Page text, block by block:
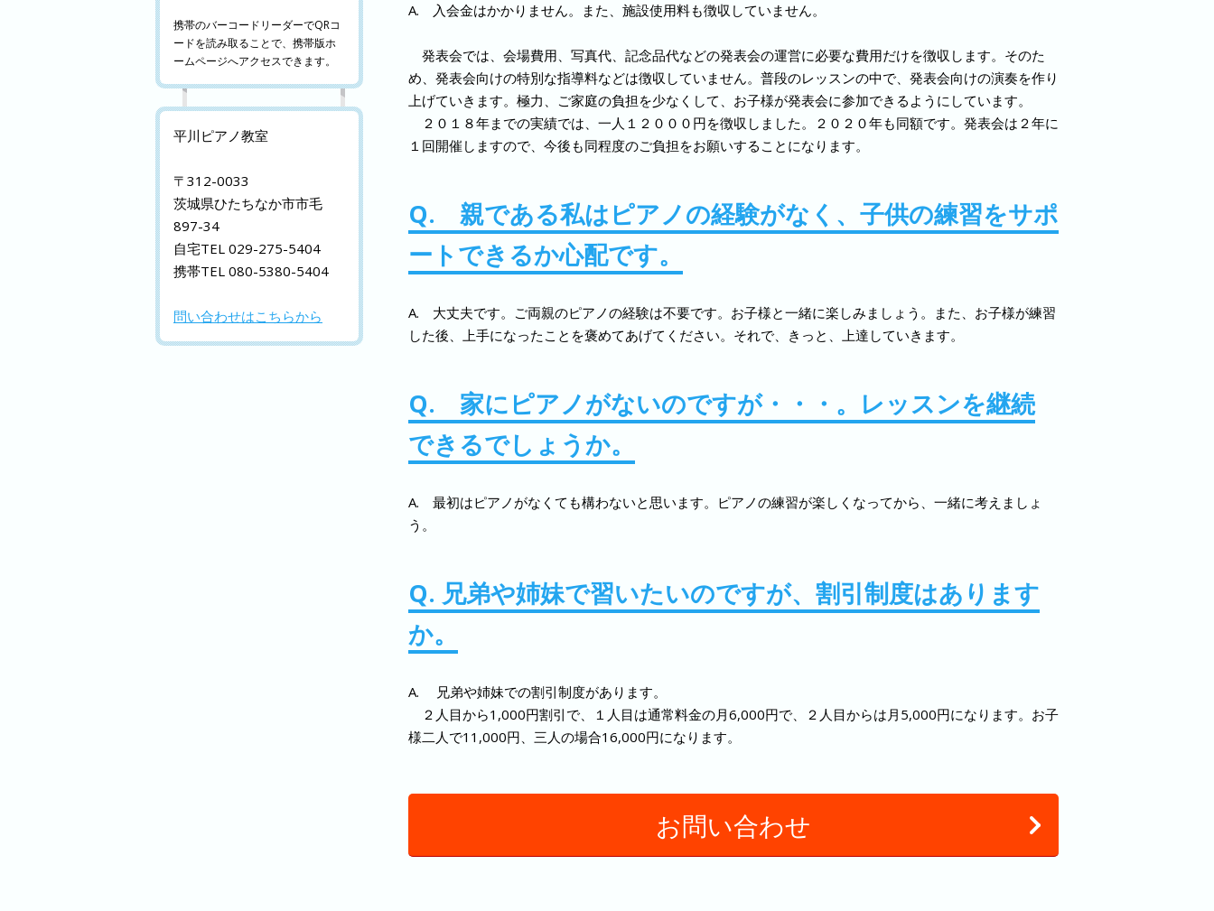
携帯のバーコードリーダーでQRコ
ードを読み取ることで、携帯版ホ
ームページへアクセスできます。
平川ピアノ教室
〒312-0033
茨城県ひたちなか市市毛
897-34
自宅TEL 029-275-5404
携帯TEL 080-5380-5404
問い合わせはこちらから
A. 入会金はかかりません。また、施設使用料も徴収していません。
発表会では、会場費用、写真代、記念品代などの発表会の運営に必要な費用だけを徴収します。そのた
め、発表会向けの特別な指導料などは徴収していません。普段のレッスンの中で、発表会向けの演奏を作り
上げていきます。極力、ご家庭の負担を少なくして、お子様が発表会に参加できるようにしています。
２０１８年までの実績では、一人１２０００円を徴収しました。２０２０年も同額です。発表会は２年に
１回開催しますので、今後も同程度のご負担をお願いすることになります。
Q. 親である私はピアノの経験がなく、子供の練習をサポ
ートできるか心配です。
A. 大丈夫です。ご両親のピアノの経験は不要です。お子様と一緒に楽しみましょう。また、お子様が練習
した後、上手になったことを褒めてあげてください。それで、きっと、上達していきます。
Q. 家にピアノがないのですが・・・。レッスンを継続
できるでしょうか。
A. 最初はピアノがなくても構わないと思います。ピアノの練習が楽しくなってから、一緒に考えましょ
う。
Q. 兄弟や姉妹で習いたいのですが、割引制度はあります
か。
A. 兄弟や姉妹での割引制度があります。
２人目から1,000円割引で、１人目は通常料金の月6,000円で、２人目からは月5,000円になります。お子
様二人で11,000円、三人の場合16,000円になります。
お問い合わせ